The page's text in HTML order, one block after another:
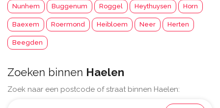
Nunhem Buggenum Roggel Heythuysen Horn
Baexem Roermond Heibloem Neer Herten
Beegden
Zoeken binnen Haelen
Zoek naar een postcode of straat binnen Haelen: